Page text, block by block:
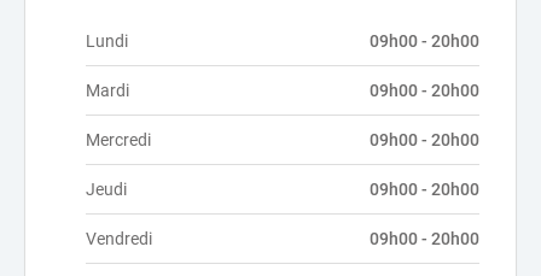
Lundi 09h00 - 20h00
Mardi 09h00 - 20h00
Mercredi 09h00 - 20h00
Jeudi 09h00 - 20h00
Vendredi 09h00 - 20h00